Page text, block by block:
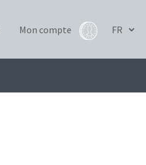
Mon compte